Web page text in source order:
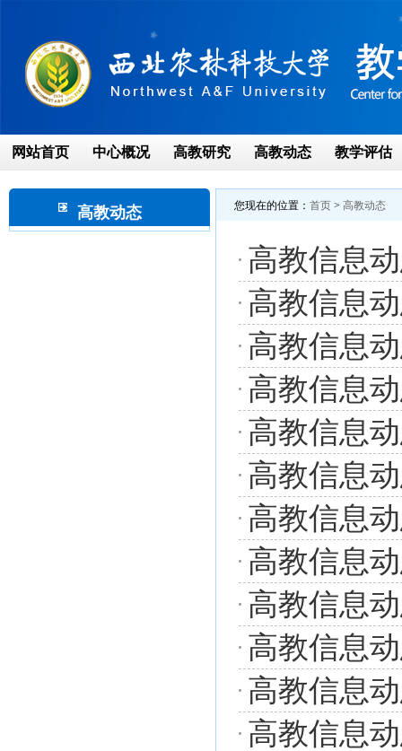
网站首页 中心概况 高教研究 高教动态 教学评估
高教动态 您现在的位置： 首页 > 高教动态
高教信息
高教信息
高教信息
高教信息
高教信息
高教信息
高教信息
高教信息
高教信息
高教信息
高教信息
高教信息